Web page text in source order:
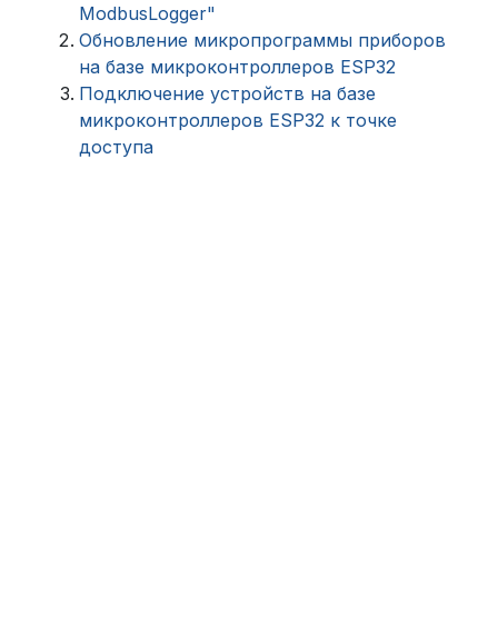
ModbusLogger"
Обновление микропрограммы приборов
на базе микроконтроллеров ESP32
Подключение устройств на базе
микроконтроллеров ESP32 к точке
доступа